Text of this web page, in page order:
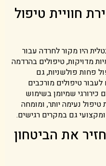
חוויית טיפול
היו מקור לחרדה עבור
מדויקות, טיפולים בהרדמה
פחות פולשניות, גם
טיפולים מורכבים
כירורגי שמיומן בשימוש
טיפול נעימה יותר, ומומחה
גם במקרים רגישים.
את הביטחון